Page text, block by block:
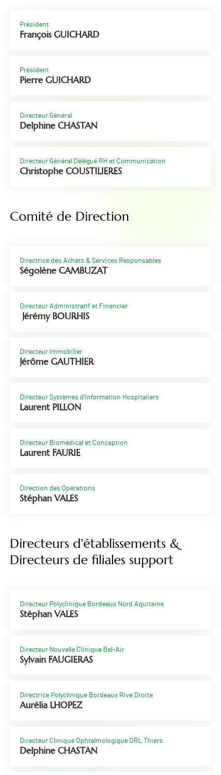
Président
François GUICHARD
Président
Pierre GUICHARD
Directeur Général
Delphine CHASTAN
Directeur Général Délégué RH et Communication
Christophe COUSTILIERES
Comité de Direction
Directrice des Achats & Services Responsables
Ségolène CAMBUZAT
Directeur Administratif et Financier
Jérémy BOURHIS
Directeur Immobilier
Jérôme GAUTHIER
Directeur Systèmes d'Information Hospitaliers
Laurent PILLON
Directeur Biomédical et Conception
Laurent FAURIE
Direction des Opérations
Stéphan VALES
Directeurs d'établissements &
Directeurs de filiales support
Directeur Polyclinique Bordeaux Nord Aquitaine
Stéphan VALES
Directeur Nouvelle Clinique Bel-Air
Sylvain FAUGIERAS
Directrice Polyclinique Bordeaux Rive Droite
Aurélia LHOPEZ
Directeur Clinique Ophtalmologique ORL Thiers
Delphine CHASTAN